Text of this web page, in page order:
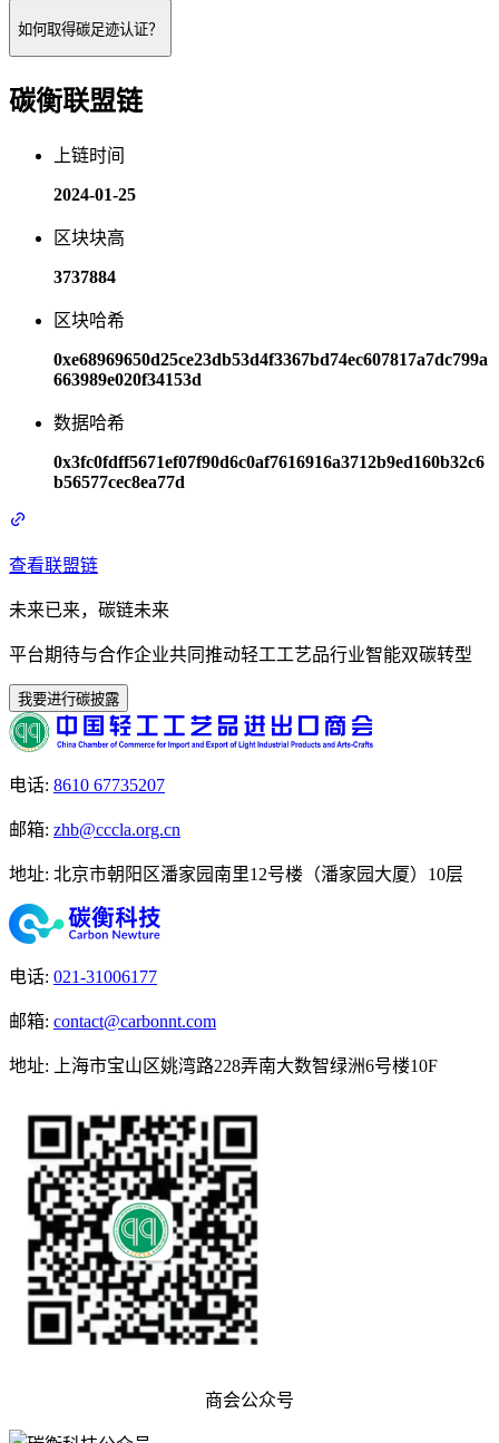
如何取得碳足迹认证？
碳衡联盟链
上链时间
2024-01-25
区块块高
3737884
区块哈希
0xe68969650d25ce23db53d4f3367bd74ec607817a7dc799a
663989e020f34153d
数据哈希
0x3fc0fdff5671ef07f90d6c0af7616916a3712b9ed160b32c6
b56577cec8ea77d
查看联盟链
未来已来，碳链未来
平台期待与合作企业共同推动轻工工艺品行业智能双碳转型
我要进行碳披露
电话: 8610 67735207
邮箱: zhb@cccla.org.cn
地址: 北京市朝阳区潘家园南里12号楼（潘家园大厦）10层
电话: 021-31006177
邮箱: contact@carbonnt.com
地址: 上海市宝山区姚湾路228弄南大数智绿洲6号楼10F
商会公众号